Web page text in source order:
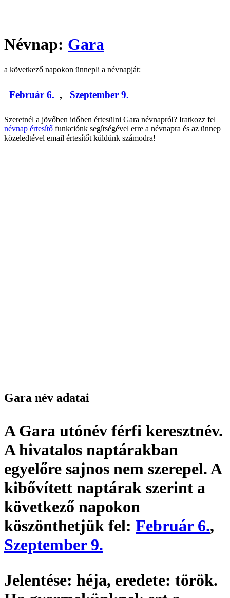
Névnap: Gara
a következő napokon ünnepli a névnapját:
Február 6. , Szeptember 9.
Szeretnél a jövőben időben értesülni Gara névnapról? Iratkozz fel
névnap értesítő funkciónk segítségével erre a névnapra és az ünnep
közeledtével email értesítőt küldünk számodra!
Gara név adatai
A Gara utónév férfi keresztnév.
A hivatalos naptárakban
egyelőre sajnos nem szerepel. A
kibővített naptárak szerint a
következő napokon
köszönthetjük fel: Február 6.,
Szeptember 9.
Jelentése: héja, eredete: török.